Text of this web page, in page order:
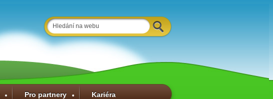
Pro partnery Kariéra